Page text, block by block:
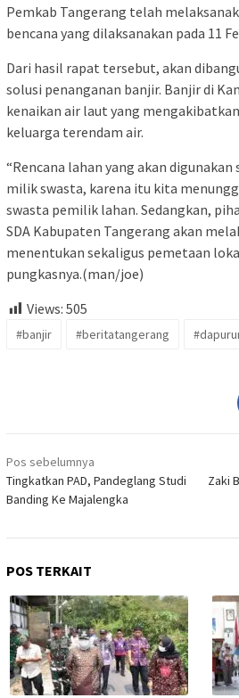
Pemkab Tangerang telah
bencana yang dilaksanakan pada 11
Dari hasil rapat tersebut, akan
solusi penanganan banjir. Banjir di
kenaikan air laut yang
keluarga terendam air.
“Rencana lahan yang akan
milik swasta, karena itu kita
swasta pemilik lahan. Sedangkan,
SDA Kabupaten Tangerang akan
menentukan sekaligus pemetaan
pungkasnya.(man/joe)
Views: 505
#banjir #beritatangerang
Navigasi
pos
Pos sebelumnya
Tingkatkan PAD, Pandeglang Studi
Banding Ke Majalengka
Zaki
POS TERKAIT